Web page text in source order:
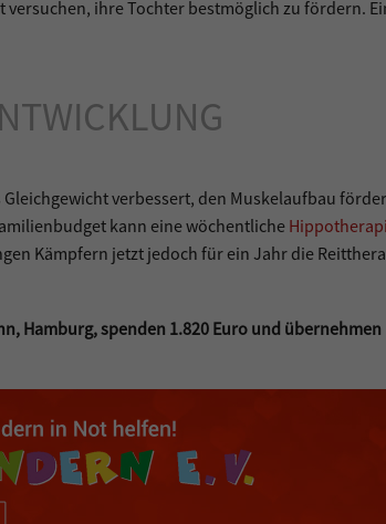
ihre Tochter bestmöglich zu fördern.
verbessert, den Muskelaufbau
kann eine wöchentliche
Kämpfern jetzt jedoch für ein Jahr die
Hamburg, spenden 1.820 Euro und übernehmen